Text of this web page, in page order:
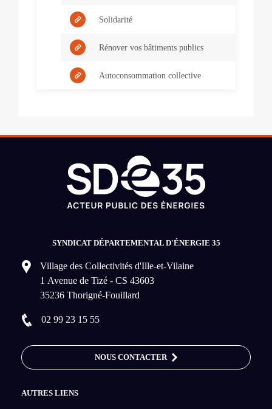
Solidarité
Rénover vos bâtiments publics
Autoconsommation collective
SYNDICAT DÉPARTEMENTAL D'ÉNERGIE 35
Village des Collectivités d'Ille-et-Vilaine
1 Avenue de Tizé - CS 43603
35236 Thorigné-Fouillard
02 99 23 15 55
NOUS CONTACTER
AUTRES LIENS